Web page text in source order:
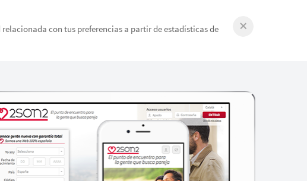
con tus preferencias a partir de estadísticas de